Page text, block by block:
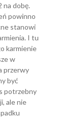
na dobę.
powinno
stanowi
I tu
karmienie
w
przerwy
być
potrzebny
ale nie